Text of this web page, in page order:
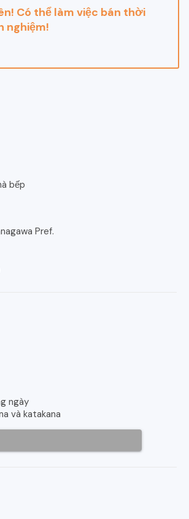
Có thể làm việc bán thời
nghiệm!
bếp
Pref.
ngày
và katakana